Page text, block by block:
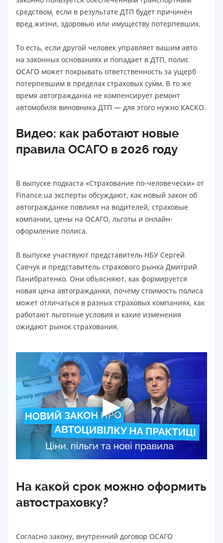
средством, если в результате ДТП будет причинён
вред жизни, здоровью или имуществу потерпевших.
То есть, если другой человек управляет вашим авто
на законных основаниях и попадает в ДТП, полис
ОСАГО может покрывать ответственность за ущерб
потерпевшим в пределах страховых сумм. В то же
время автогражданка не компенсирует ремонт
автомобиля виновника ДТП — для этого нужно КАСКО.
Видео: как работают новые
правила ОСАГО в 2026 году
В выпуске подкаста «Страхование по-человечески» от
Finance.ua эксперты обсуждают, как новый закон об
автогражданке повлиял на водителей, страховые
компании, цены на ОСАГО, льготы и онлайн-
оформление полиса.
В выпуске участвуют представитель НБУ Сергей
Савчук и представитель страхового рынка Дмитрий
Панибратенко. Они объясняют, как формируется
новая цена автогражданки, почему стоимость полиса
может отличаться в разных страховых компаниях, как
работают льготные условия и какие изменения
ожидают рынок страхования.
На какой срок можно оформить
автостраховку?
Согласно закону, внутренний договор ОСАГО